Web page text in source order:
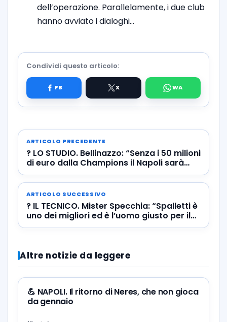
dell’operazione. Parallelamente, i due club
hanno avviato i dialoghi…
Condividi questo articolo:
ARTICOLO PRECEDENTE
? LO STUDIO. Bellinazzo: “Senza i 50 milioni
di euro dalla Champions il Napoli sarà
costretto a fare qualche taglio”
ARTICOLO SUCCESSIVO
? IL TECNICO. Mister Specchia: “Spalletti è
uno dei migliori ed è l’uomo giusto per il
Napoli”
Altre notizie da leggere
💪 NAPOLI. Il ritorno di Neres, che non gioca
da gennaio